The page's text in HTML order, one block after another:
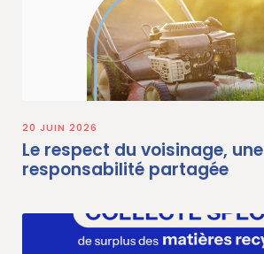
20 JUIN 2026
Le respect du voisinage, une
responsabilité partagée